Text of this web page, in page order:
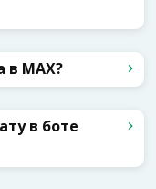
в MAX?
в боте